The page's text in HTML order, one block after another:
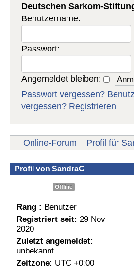
Deutschen Sarkom-
Benutzername:
Passwort:
Angemeldet bleiben:
Passwort vergessen?
vergessen? Registrieren
Online-Forum Profil für
Profil von SandraG
Offline
Rang : Benutzer
Registriert seit: 29 Nov
2020
Zuletzt angemeldet:
unbekannt
Zeitzone: UTC +0:00